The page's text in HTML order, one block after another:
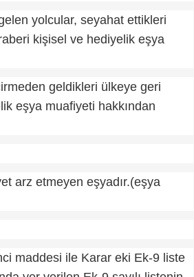
yolcular, seyahat ettikleri
kişisel ve hediyelik eşya
geldikleri ülkeye geri
eşya muafiyeti hakkından
arz etmeyen eşyadır.(eşya
maddesi ile Karar eki Ek-9 liste